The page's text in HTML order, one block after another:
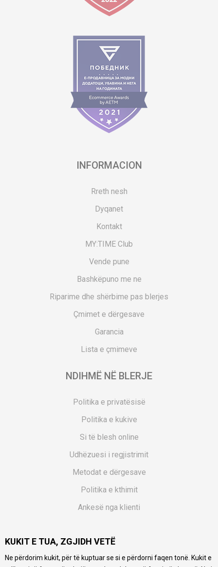
INFORMACION
Rreth nesh
Dyqanet
Kontakt
MY:TIME Club
Vende pune
Bashkëpuno me ne
Riparime dhe shërbime pas blerjes
Çmimet e dërgesave
Garancia
Lista e çmimeve
NDIHMË NË BLERJE
Politika e privatësisë
Politika e kukive
Si të blesh online
Udhëzuesi i regjistrimit
Metodat e dërgesave
Politika e kthimit
Ankesë nga klienti
Pyetjet më të shpeshta
Ne bëjmë çmos që të ofrojmë një përshkrim sa më të saktë
KUKIT E TUA, ZGJIDH VETË
Ne përdorim kukit, për të kuptuar se si e përdorni faqen tonë. Kukit e